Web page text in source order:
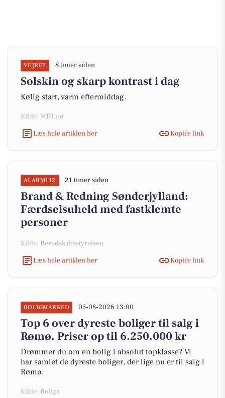
VEJRET 8 timer siden
Solskin og skarp kontrast i dag
Kølig start, varm eftermiddag.
Kilde: MET.no
Læs hele artiklen her
Kopiér link
ALARM112 21 timer siden
Brand & Redning Sønderjylland:
Færdselsuheld med fastklemte
personer
Kilde: Beredskabsstyrelsen
Læs hele artiklen her
Kopiér link
BOLIGMARKED 05-08-2026 13:00
Top 6 over dyreste boliger til salg i
Rømø. Priser op til 6.250.000 kr
Drømmer du om en bolig i absolut topklasse? Vi
har samlet de dyreste boliger, der lige nu er til salg i
Rømø.
Kilde: Boliga